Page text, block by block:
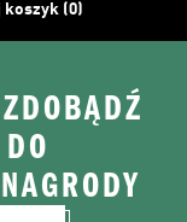
koszyk (0)